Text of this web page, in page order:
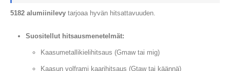
5182 alumiinilevy tarjoaa hyvän hitsattavuuden.
Suositellut hitsausmenetelmät:
Kaasumetallikielihitsaus (Gmaw tai mig)
Kaasun volframi kaarihitsaus (Gtaw tai käännä)